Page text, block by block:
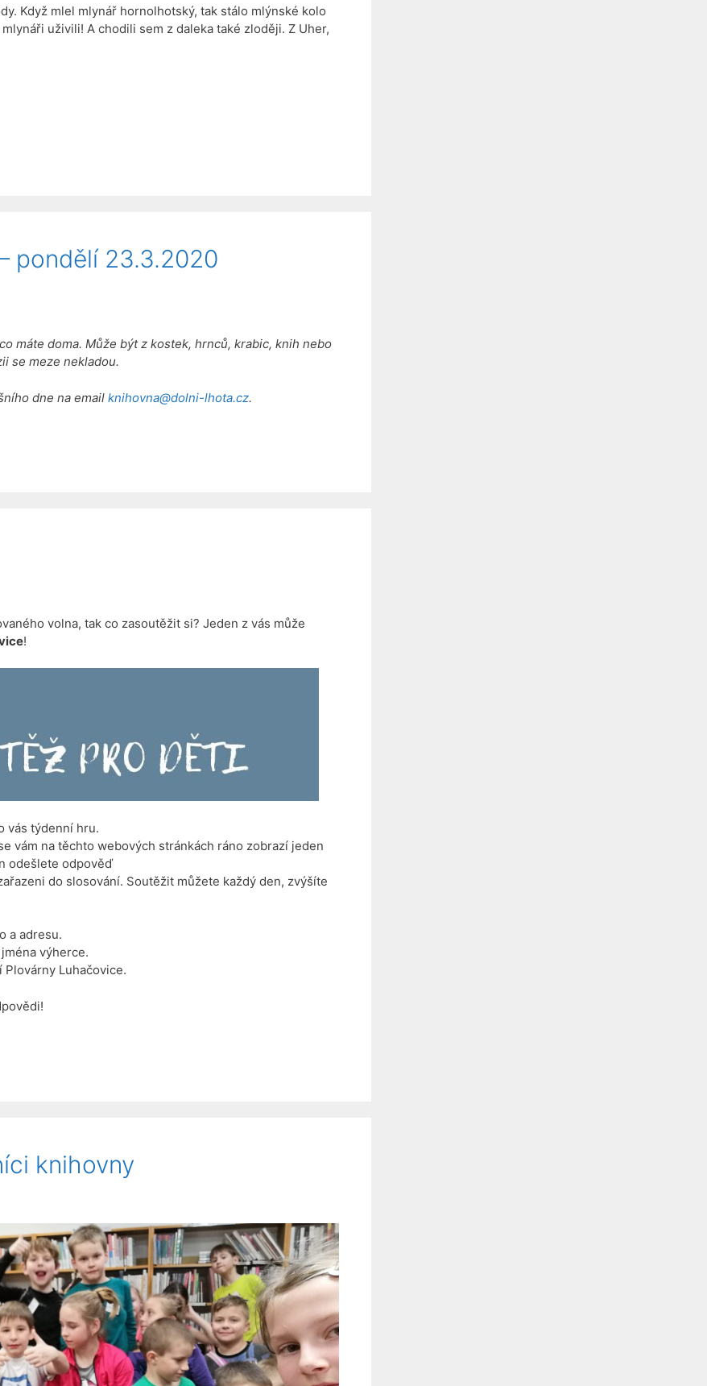
Když mlel mlynář hornolhotský, tak stálo mlýnské kolo
uživili! A chodili sem z daleka také zloději. Z Uher,
pondělí 23.3.2020
máte doma. Může být z kostek, hrnců, krabic, knih nebo
se meze nekladou.
dne na email knihovna@dolni-lhota.cz.
volna, tak co zasoutěžit si? Jeden z vás může
!
vás týdenní hru.
vám na těchto webových stránkách ráno zobrazí jeden
odešlete odpověď
do slosování. Soutěžit můžete každý den, zvýšíte
a adresu.
výherce.
Luhačovice.
knihovny